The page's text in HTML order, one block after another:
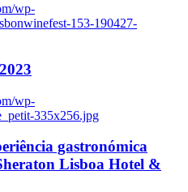
wp-
153-190427-
wp-
335x256.jpg
gastronómica
Lisboa Hotel &